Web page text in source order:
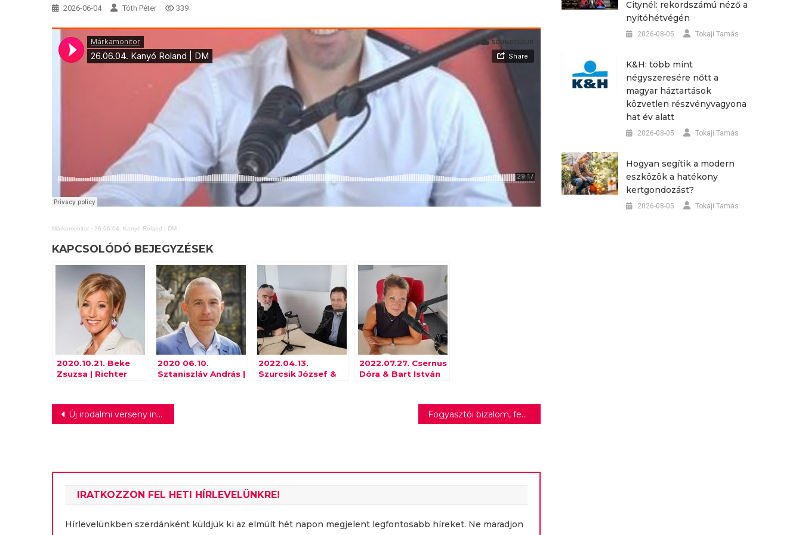
2026-06-04 Tóth Péter 339
Márkamonitor · 26.06.04. Kanyó Roland | DM
KAPCSOLÓDÓ BEJEGYZÉSEK
2020.10.21. Beke
Zsuzsa | Richter
2020 06.10.
Sztaniszláv András |
2022.04.13.
Szurcsik József &
2022.07.27. Csernus
Dóra & Bart István
Bejegyzés
Új irodalmi verseny indul középiskolások számára Fogyasztói bizalom, fenntarthatóság, felelős reklám – erről szólt az idei ÖRT Minikonferencia
IRATKOZZON FEL HETI HÍRLEVELÜNKRE!
Hírlevelünkben szerdánként küldjük ki az elmúlt hét napon megjelent legfontosabb híreket. Ne maradjon
Citynél: rekordszámú néző a
nyitóhétvégén
2026-08-05 Tokaji Tamás
K&H: több mint
négyszeresére nőtt a
magyar háztartások
közvetlen részvényvagyona
hat év alatt
2026-08-05 Tokaji Tamás
Hogyan segítik a modern
eszközök a hatékony
kertgondozást?
2026-08-05 Tokaji Tamás